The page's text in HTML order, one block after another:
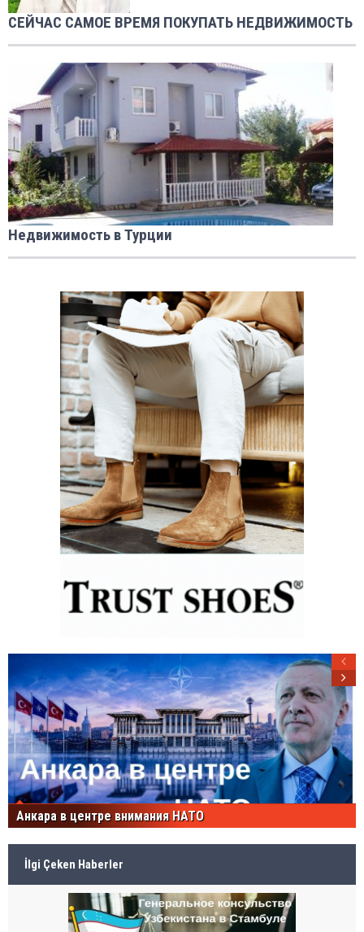
СЕЙЧАС САМОЕ ВРЕМЯ ПОКУПАТЬ НЕДВИЖИМОСТЬ
Недвижимость в Турции
Анкара в центре внимания НАТО
İlgi Çeken Haberler